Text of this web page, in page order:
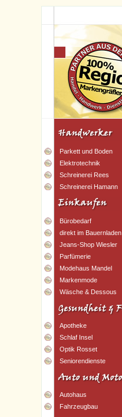
Parkett und Boden
Elektrotechnik
Schreinerei Rees
Schreinerei Hamann
Bürobedarf
direkt im Bauernladen
Jeans-Shop Wiesler
Parfümerie
Modehaus Mandel
Markenmode
Wäsche & Dessous
Apotheke
Schlaf Insel
Optik Rosset
Seniorendienste
Autohaus
Fahrzeugbau